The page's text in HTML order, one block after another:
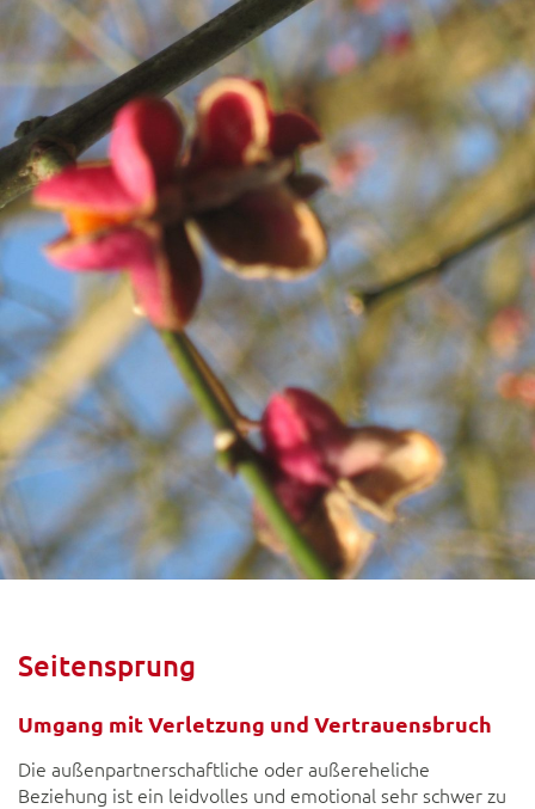
Seitensprung
Umgang mit Verletzung und Vertrauensbruch
Die außenpartnerschaftliche oder außereheliche
Beziehung ist ein leidvolles und emotional sehr schwer zu